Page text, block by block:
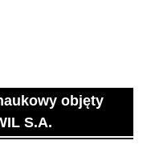
objęty
S.A.